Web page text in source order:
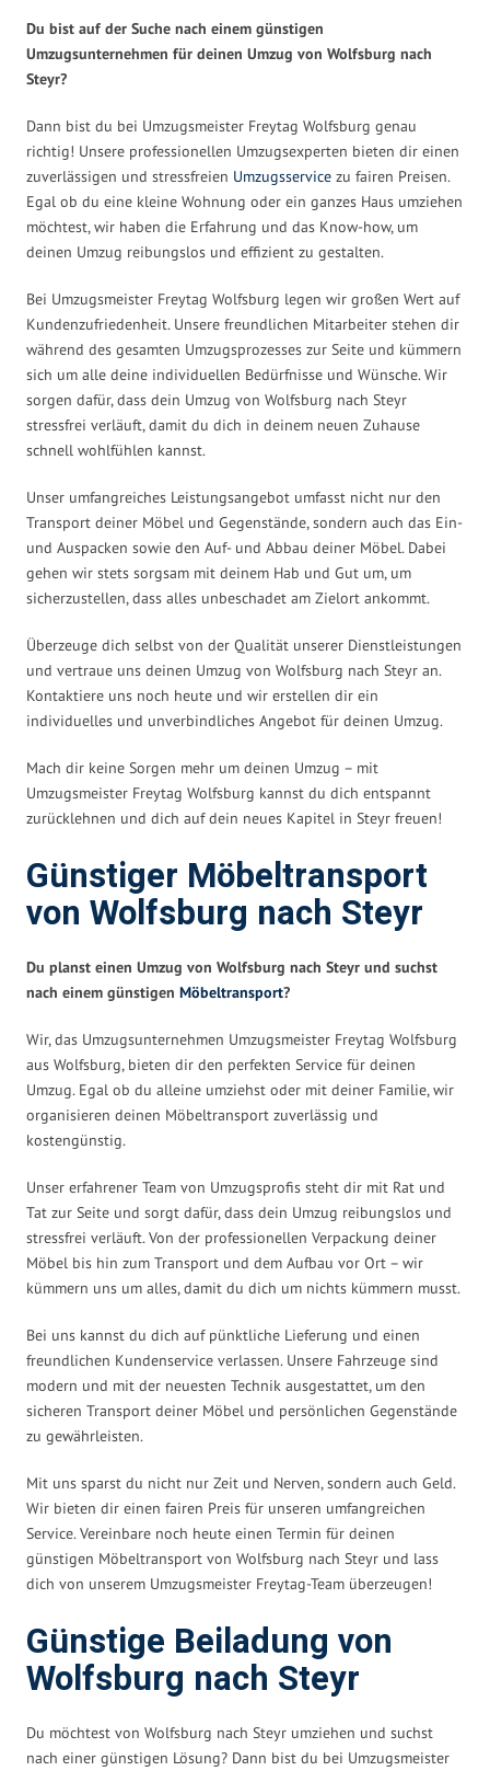
Du bist auf der Suche nach einem günstigen
Umzugsunternehmen für deinen Umzug von Wolfsburg nach
Steyr?
Dann bist du bei Umzugsmeister Freytag Wolfsburg genau
richtig! Unsere professionellen Umzugsexperten bieten dir einen
zuverlässigen und stressfreien Umzugsservice zu fairen Preisen.
Egal ob du eine kleine Wohnung oder ein ganzes Haus umziehen
möchtest, wir haben die Erfahrung und das Know-how, um
deinen Umzug reibungslos und effizient zu gestalten.
Bei Umzugsmeister Freytag Wolfsburg legen wir großen Wert auf
Kundenzufriedenheit. Unsere freundlichen Mitarbeiter stehen dir
während des gesamten Umzugsprozesses zur Seite und kümmern
sich um alle deine individuellen Bedürfnisse und Wünsche. Wir
sorgen dafür, dass dein Umzug von Wolfsburg nach Steyr
stressfrei verläuft, damit du dich in deinem neuen Zuhause
schnell wohlfühlen kannst.
Unser umfangreiches Leistungsangebot umfasst nicht nur den
Transport deiner Möbel und Gegenstände, sondern auch das Ein-
und Auspacken sowie den Auf- und Abbau deiner Möbel. Dabei
gehen wir stets sorgsam mit deinem Hab und Gut um, um
sicherzustellen, dass alles unbeschadet am Zielort ankommt.
Überzeuge dich selbst von der Qualität unserer Dienstleistungen
und vertraue uns deinen Umzug von Wolfsburg nach Steyr an.
Kontaktiere uns noch heute und wir erstellen dir ein
individuelles und unverbindliches Angebot für deinen Umzug.
Mach dir keine Sorgen mehr um deinen Umzug – mit
Umzugsmeister Freytag Wolfsburg kannst du dich entspannt
zurücklehnen und dich auf dein neues Kapitel in Steyr freuen!
Günstiger Möbeltransport
von Wolfsburg nach Steyr
Du planst einen Umzug von Wolfsburg nach Steyr und suchst
nach einem günstigen Möbeltransport?
Wir, das Umzugsunternehmen Umzugsmeister Freytag Wolfsburg
aus Wolfsburg, bieten dir den perfekten Service für deinen
Umzug. Egal ob du alleine umziehst oder mit deiner Familie, wir
organisieren deinen Möbeltransport zuverlässig und
kostengünstig.
Unser erfahrener Team von Umzugsprofis steht dir mit Rat und
Tat zur Seite und sorgt dafür, dass dein Umzug reibungslos und
stressfrei verläuft. Von der professionellen Verpackung deiner
Möbel bis hin zum Transport und dem Aufbau vor Ort – wir
kümmern uns um alles, damit du dich um nichts kümmern musst.
Bei uns kannst du dich auf pünktliche Lieferung und einen
freundlichen Kundenservice verlassen. Unsere Fahrzeuge sind
modern und mit der neuesten Technik ausgestattet, um den
sicheren Transport deiner Möbel und persönlichen Gegenstände
zu gewährleisten.
Mit uns sparst du nicht nur Zeit und Nerven, sondern auch Geld.
Wir bieten dir einen fairen Preis für unseren umfangreichen
Service. Vereinbare noch heute einen Termin für deinen
günstigen Möbeltransport von Wolfsburg nach Steyr und lass
dich von unserem Umzugsmeister Freytag-Team überzeugen!
Günstige Beiladung von
Wolfsburg nach Steyr
Du möchtest von Wolfsburg nach Steyr umziehen und suchst
nach einer günstigen Lösung? Dann bist du bei Umzugsmeister